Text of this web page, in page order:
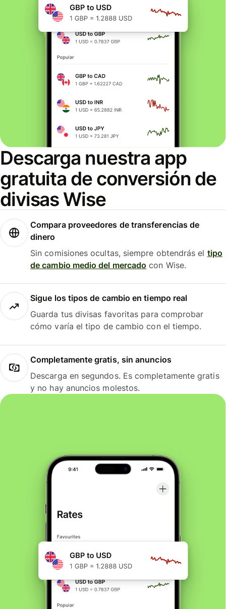
Descarga nuestra app
gratuita de conversión de
divisas Wise
Compara proveedores de transferencias de
dinero
Sin comisiones ocultas, siempre obtendrás el tipo
de cambio medio del mercado con Wise.
Sigue los tipos de cambio en tiempo real
Guarda tus divisas favoritas para comprobar
cómo varía el tipo de cambio con el tiempo.
Completamente gratis, sin anuncios
Descarga en segundos. Es completamente gratis
y no hay anuncios molestos.